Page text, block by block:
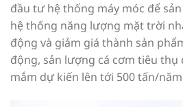
đầu tư hệ thống máy móc để
hệ thống năng lượng mặt trời
động và giảm giá thành sản
động, sản lượng cá cơm tiêu thụ
mắm dự kiến lên tới 500 tấn/